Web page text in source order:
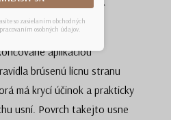
aplikáciou
brúsenú lícnu stranu
má krycí účinok a prakticky
usní. Povrch takejto usne
so zasielaním obchodných
osobných údajov.